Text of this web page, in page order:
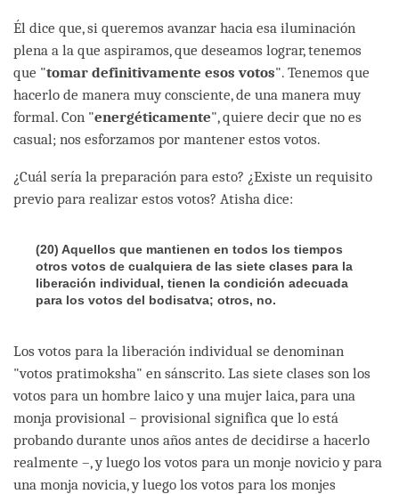
Él dice que, si queremos avanzar hacia esa iluminación
plena a la que aspiramos, que deseamos lograr, tenemos
que "tomar definitivamente esos votos". Tenemos que
hacerlo de manera muy consciente, de una manera muy
formal. Con "energéticamente", quiere decir que no es
casual; nos esforzamos por mantener estos votos.
¿Cuál sería la preparación para esto? ¿Existe un requisito
previo para realizar estos votos? Atisha dice:
(20) Aquellos que mantienen en todos los tiempos
otros votos de cualquiera de las siete clases para la
liberación individual, tienen la condición adecuada
para los votos del bodisatva; otros, no.
Los votos para la liberación individual se denominan
"votos pratimoksha" en sánscrito. Las siete clases son los
votos para un hombre laico y una mujer laica, para una
monja provisional – provisional significa que lo está
probando durante unos años antes de decidirse a hacerlo
realmente –, y luego los votos para un monje novicio y para
una monja novicia, y luego los votos para los monjes